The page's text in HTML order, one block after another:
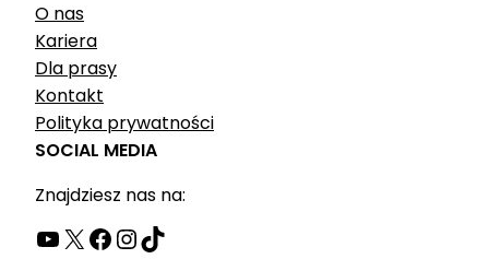
O nas
Kariera
Dla prasy
Kontakt
Polityka prywatności
SOCIAL MEDIA
Znajdziesz nas na:
YouTube X Facebook InstagramTikTok